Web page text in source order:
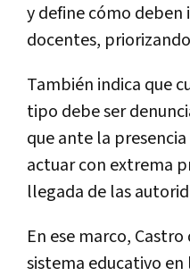
y define cómo
docentes,
También indica que
tipo debe ser
que ante la
actuar con extrema
llegada de las
En ese marco,
sistema educativo